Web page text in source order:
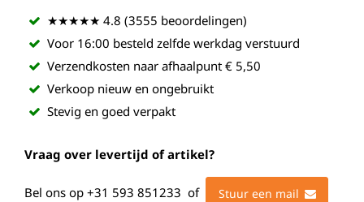
★★★★★ 4.8 (3555 beoordelingen)
Voor 16:00 besteld zelfde werkdag verstuurd
Verzendkosten naar afhaalpunt € 5,50
Verkoop nieuw en ongebruikt
Stevig en goed verpakt
Vraag over levertijd of artikel?
Bel ons op +31 593 851233 of Stuur een mail